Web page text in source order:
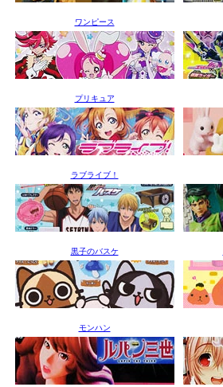
ワンピース
プリキュア
ラブライブ！
黒子のバスケ
モンハン